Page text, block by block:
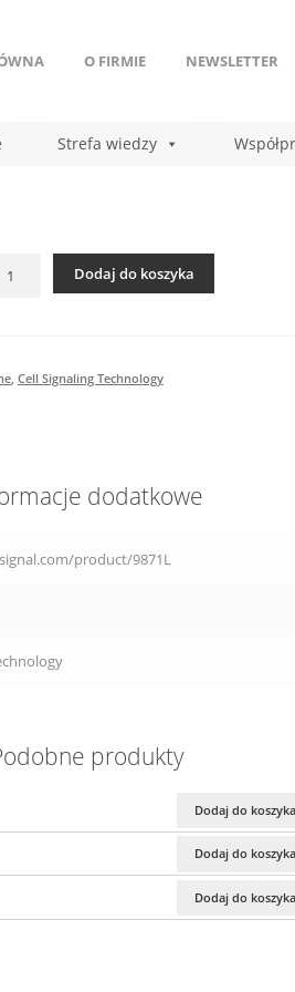
O FIRMIE NEWSLETTER
Strefa wiedzy
Dodaj do koszyka
, Cell Signaling Technology
dodatkowe
product/9871L
produkty
Dodaj do koszyka
Dodaj do koszyka
Dodaj do koszyka